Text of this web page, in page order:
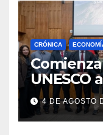
CRÓNICA
UNESCO
Maule
4 DE AGOSTO